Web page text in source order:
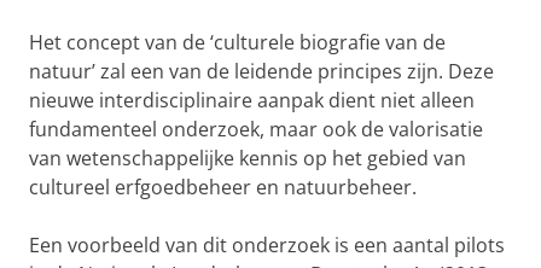
Het concept van de ‘culturele biografie van de
natuur’ zal een van de leidende principes zijn. Deze
nieuwe interdisciplinaire aanpak dient niet alleen
fundamenteel onderzoek, maar ook de valorisatie
van wetenschappelijke kennis op het gebied van
cultureel erfgoedbeheer en natuurbeheer.
Een voorbeeld van dit onderzoek is een aantal pilots